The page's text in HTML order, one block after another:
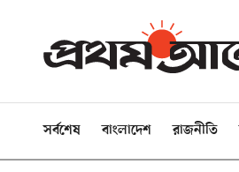
সর্বশেষ বাংলাদেশ রাজনীতি